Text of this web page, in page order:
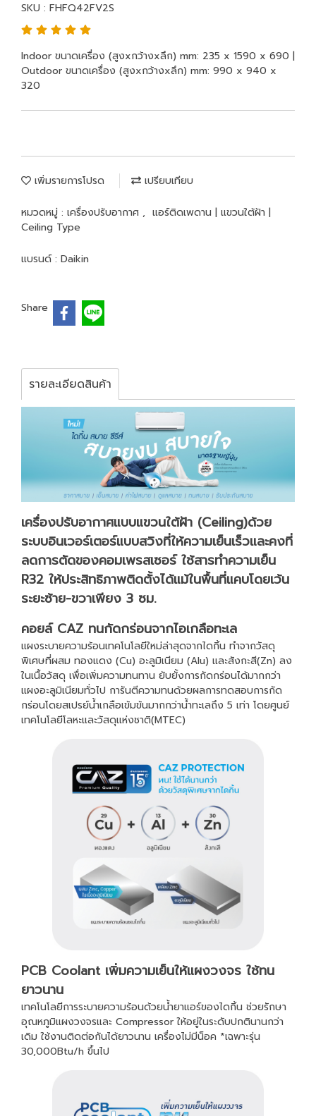
SKU : FHFQ42FV2S
Indoor ขนาดเครื่อง (สูงxกว้างxลึก) mm: 235 x 1590 x 690 |
Outdoor ขนาดเครื่อง (สูงxกว้างxลึก) mm: 990 x 940 x
320
เพิ่มรายการโปรด เปรียบเทียบ
หมวดหมู่ : เครื่องปรับอากาศ , แอร์ติดเพดาน | แขวนใต้ฝ้า |
Ceiling Type
แบรนด์ : Daikin
Share
รายละเอียดสินค้า
เครื่องปรับอากาศแบบแขวนใต้ฝ้า (Ceiling)ด้วย
ระบบอินเวอร์เตอร์แบบสวิงที่ให้ความเย็นเร็วและคงที่
ลดการตัดของคอมเพรสเซอร์ ใช้สารทำความเย็น
R32 ให้ประสิทธิภาพติดตั้งได้แม้ในพื้นที่แคบโดยเว้น
ระยะซ้าย-ขวาเพียง 3 ซม.
คอยล์ CAZ ทนกัดกร่อนจากไอเกลือทะเล
แผงระบายความร้อนเทคโนโลยีใหม่ล่าสุดจากไดกิ้น ทำจากวัสดุ
พิเศษที่ผสม ทองแดง (Cu) อะลูมิเนียม (Alu) และสังกะสี(Zn) ลง
ในเนื้อวัสดุ เพื่อเพิ่มความทนทาน ยับยั้งการกัดกร่อนได้มากกว่า
แผงอะลูมิเนียมทั่วไป การันตีความทนด้วยผลการทดสอบการกัด
กร่อนโดยสเปรย์น้ำเกลือเข้มข้นมากกว่าน้ำทะเลถึง 5 เท่า โดยศูนย์
เทคโนโลยีโลหะและวัสดุแห่งชาติ(MTEC)
PCB Coolant เพิ่มความเย็นให้แผงวงจร ใช้ทน
ยาวนาน
เทคโนโลยีการระบายความร้อนด้วยน้ำยาแอร์ของไดกิ้น ช่วยรักษา
อุณหภูมิแผงวงจรและ Compressor ให้อยู่ในระดับปกตินานกว่า
เดิม ใช้งานติดต่อกันได้ยาวนาน เครื่องไม่มีน็อค *เฉพาะรุ่น
30,000Btu/h ขึ้นไป